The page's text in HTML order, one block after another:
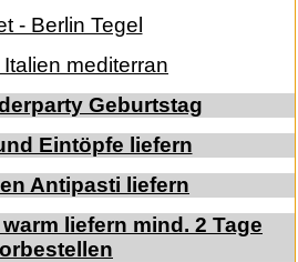
- Berlin Tegel
Italien me­di­ter­ran
Geburtstag
Eintöpfe liefern
Antipasti liefern
liefern mind. 2 Tage